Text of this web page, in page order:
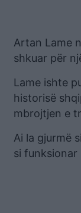
Artan Lame
shkuar për
Lame ishte
historisë
mbrojtjen e
Ai la gjurmë
si funksionar